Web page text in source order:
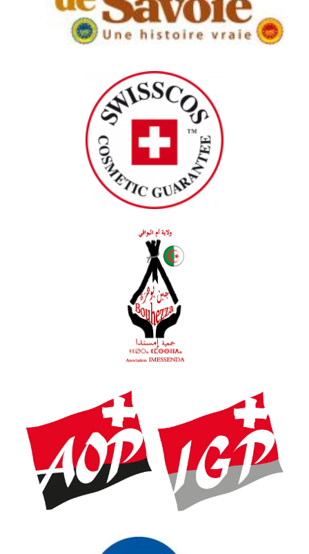
Association for the protection of the
origin of Swiss cosmetics (Swisscos)
Association IMESSENDA pour la
promotion et la protection de la
dénomination fromage BOUHEZZA
Association Suisse des AOP-IGP